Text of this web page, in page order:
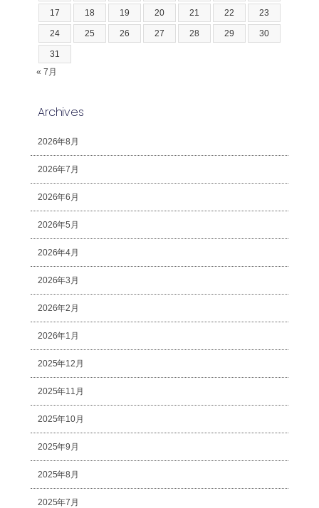
17 18 19 20 21 22 23
24 25 26 27 28 29 30
31
« 7月
Archives
2026年8月
2026年7月
2026年6月
2026年5月
2026年4月
2026年3月
2026年2月
2026年1月
2025年12月
2025年11月
2025年10月
2025年9月
2025年8月
2025年7月